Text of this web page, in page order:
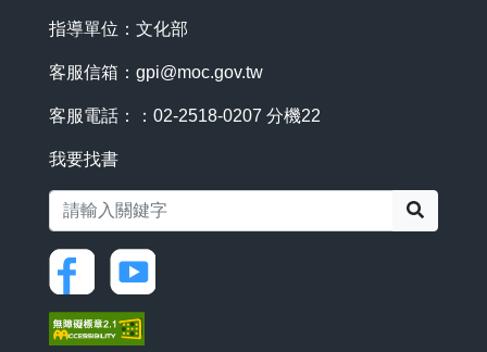
指導單位：文化部
客服信箱： gpi@moc.gov.tw
客服電話：：02-2518-0207 分機22
我要找書